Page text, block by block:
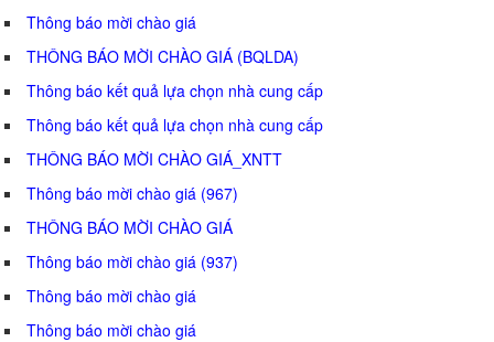
Thông báo mời chào giá
THÔNG BÁO MỜI CHÀO GIÁ (BQLDA)
Thông báo kết quả lựa chọn nhà cung cấp
Thông báo kết quả lựa chọn nhà cung cấp
THÔNG BÁO MỜI CHÀO GIÁ_XNTT
Thông báo mời chào giá (967)
THÔNG BÁO MỜI CHÀO GIÁ
Thông báo mời chào giá (937)
Thông báo mời chào giá
Thông báo mời chào giá